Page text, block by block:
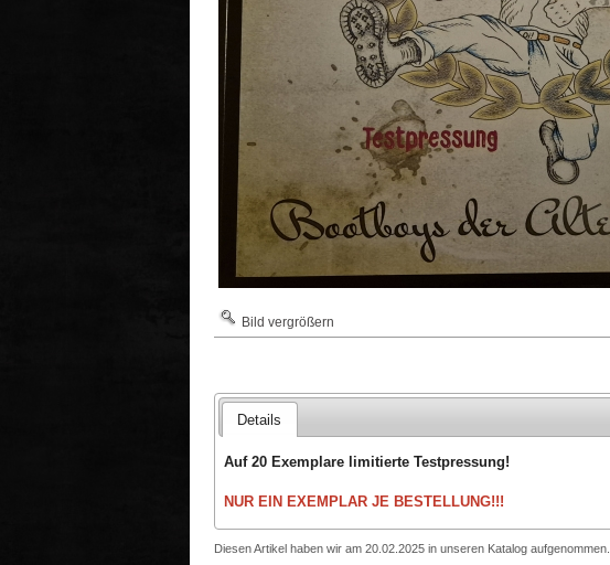
Bild vergrößern
Details
Auf 20 Exemplare limitierte Testpressung!
NUR EIN EXEMPLAR JE BESTELLUNG!!!
Diesen Artikel haben wir am 20.02.2025 in unseren Katalog aufgenommen.